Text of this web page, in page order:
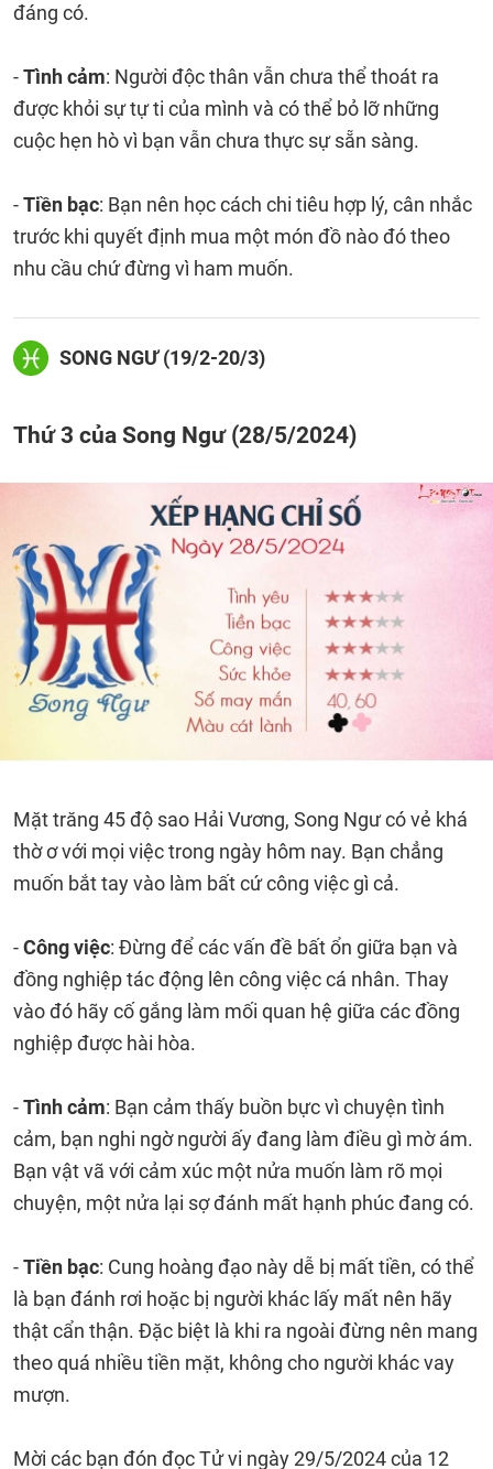
đáng có.
-Tình cảm: Người độc thân vẫn chưa thể thoát ra
được khỏi sự tự ti của mình và có thể bỏ lỡ những
cuộc hẹn hò vì bạn vẫn chưa thực sự sẵn sàng.
-Tiền bạc: Bạn nên học cách chi tiêu hợp lý, cân nhắc
trước khi quyết định mua một món đồ nào đó theo
nhu cầu chứ đừng vì ham muốn.
SONG NGƯ (19/2-20/3)
Thứ 3 của Song Ngư (28/5/2024)
Mặt trăng 45 độ sao Hải Vương, Song Ngư có vẻ khá
thờ ơ với mọi việc trong ngày hôm nay. Bạn chẳng
muốn bắt tay vào làm bất cứ công việc gì cả.
-Công việc: Đừng để các vấn đề bất ổn giữa bạn và
đồng nghiệp tác động lên công việc cá nhân. Thay
vào đó hãy cố gắng làm mối quan hệ giữa các đồng
nghiệp được hài hòa.
-Tình cảm: Bạn cảm thấy buồn bực vì chuyện tình
cảm, bạn nghi ngờ người ấy đang làm điều gì mờ ám.
Bạn vật vã với cảm xúc một nửa muốn làm rõ mọi
chuyện, một nửa lại sợ đánh mất hạnh phúc đang có.
-Tiền bạc: Cung hoàng đạo này dễ bị mất tiền, có thể
là bạn đánh rơi hoặc bị người khác lấy mất nên hãy
thật cẩn thận. Đặc biệt là khi ra ngoài đừng nên mang
theo quá nhiều tiền mặt, không cho người khác vay
mượn.
Mời các bạn đón đọc Tử vi ngày 29/5/2024 của 12